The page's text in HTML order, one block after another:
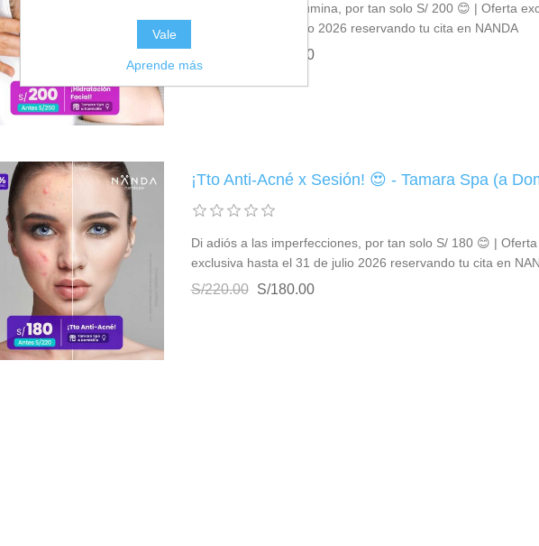
Restaura, hidrata, ilumina, por tan solo S/ 200 😊 | Oferta
hasta el 31 de agosto 2026 reservando tu cita en NANDA
S/200.00
¡Tto Anti-Acné x Sesión! 😍 - Tamara Spa (a
Di adiós a las imperfecciones, por tan solo S/ 180 😊 | Oferta
exclusiva hasta el 31 de julio 2026 reservando tu cita en
S/220.00 S/180.00
Vale
Aprende más